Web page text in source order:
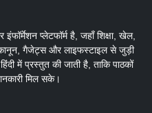
प्लेटफॉर्म है, जहाँ शिक्षा, खेल,
कानून, गैजेट्स और लाइफस्टाइल से जुड़ी
में प्रस्तुत की जाती है, ताकि पाठकों
मिल सके।